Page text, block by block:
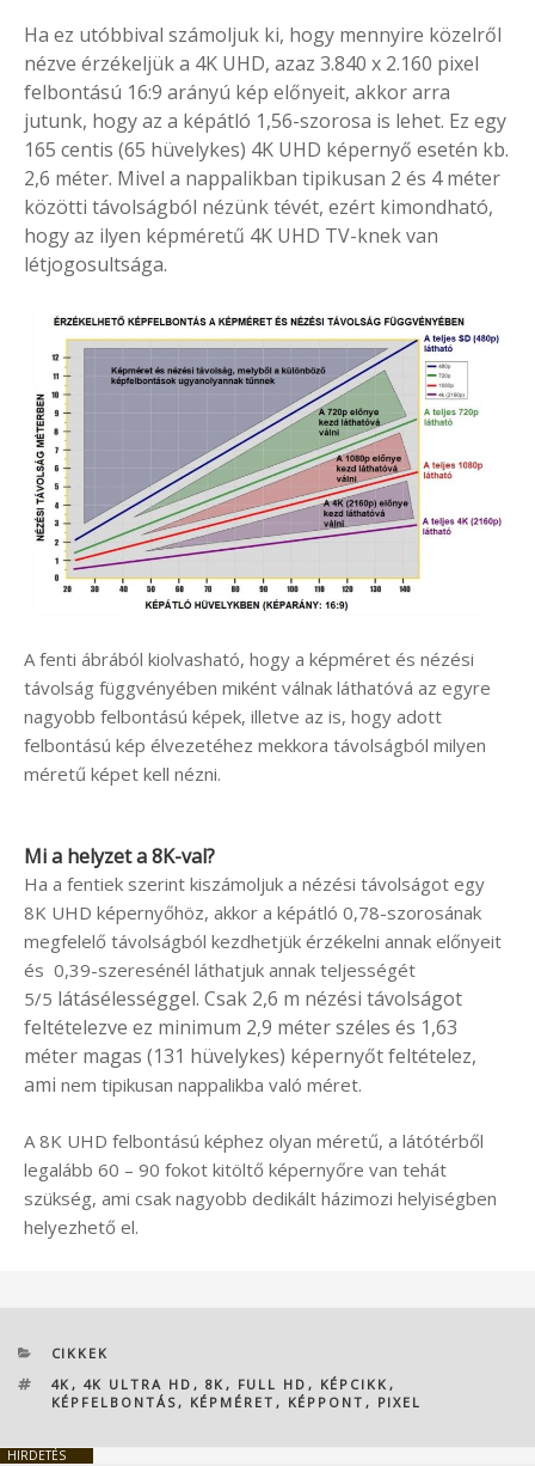
Ha ez utóbbival számoljuk ki, hogy mennyire közelről
nézve érzékeljük a 4K UHD, azaz 3.840 x 2.160 pixel
felbontású 16:9 arányú kép előnyeit, akkor arra
jutunk, hogy az a képátló 1,56-szorosa is lehet. Ez egy
165 centis (65 hüvelykes) 4K UHD képernyő esetén kb.
2,6 méter. Mivel a nappalikban tipikusan 2 és 4 méter
közötti távolságból nézünk tévét, ezért kimondható,
hogy az ilyen képméretű 4K UHD TV-knek van
létjogosultsága.
A fenti ábrából kiolvasható, hogy a képméret és nézési
távolság függvényében miként válnak láthatóvá az egyre
nagyobb felbontású képek, illetve az is, hogy adott
felbontású kép élvezetéhez mekkora távolságból milyen
méretű képet kell nézni.
Mi a helyzet a 8K-val?
Ha a fentiek szerint kiszámoljuk a nézési távolságot egy
8K UHD képernyőhöz, akkor a képátló 0,78-szorosának
megfelelő távolságból kezdhetjük érzékelni annak előnyeit
és 0,39-szeresénél láthatjuk annak teljességét
5/5 látásélességgel. Csak 2,6 m nézési távolságot
feltételezve ez minimum 2,9 méter széles és 1,63
méter magas (131 hüvelykes) képernyőt feltételez,
ami nem tipikusan nappalikba való méret.
A 8K UHD felbontású képhez olyan méretű, a látótérből
legalább 60 – 90 fokot kitöltő képernyőre van tehát
szükség, ami csak nagyobb dedikált házimozi helyiségben
helyezhető el.
KATEGÓRIÁK
CIKKEK
CÍMKÉK
4K , 4K ULTRA HD , 8K , FULL HD , KÉPCIKK ,
KÉPFELBONTÁS, KÉPMÉRET , KÉPPONT , PIXEL
HIRDETÉS